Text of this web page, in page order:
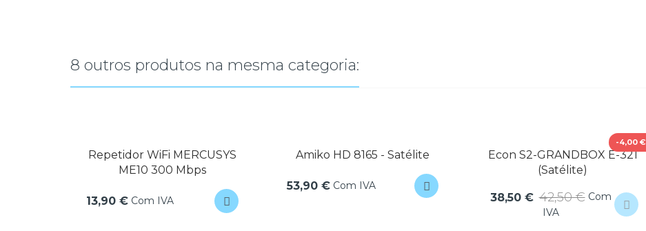
8 outros produtos na mesma categoria:
Repetidor WiFi MERCUSYS
ME10 300 Mbps
13,90 € Com IVA
Amiko HD 8165 - Satélite
53,90 €Com IVA
-4,00 €
Econ S2-GRANDBOX E-321
(Satélite)
38,50 € 42,50 €Com
IVA